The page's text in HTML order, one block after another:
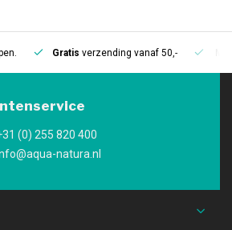
Gratis verzending vanaf 50,-
(0) 255 820 400
natura.nl